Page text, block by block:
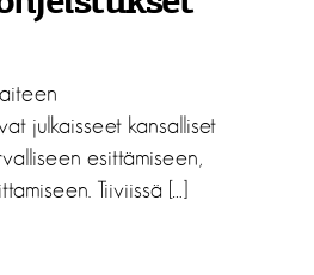
julkaisseet kansalliset
esittämiseen,
Tiiviissä […]